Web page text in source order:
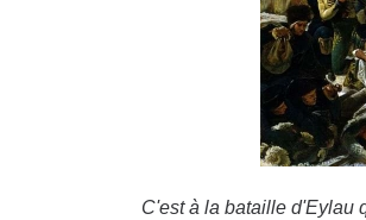
C'est à la bataille d'Eylau